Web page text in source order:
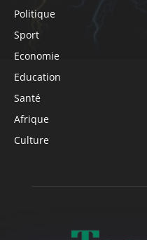
Politique
Sport
Economie
Education
Santé
Afrique
Culture